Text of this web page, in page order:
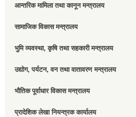
आन्तरिक मामिला तथा कानून मन्त्रालय
सामाजिक विकास मन्त्रालय
भुमि व्यवस्था, कृषि तथा सहकारी मन्त्रालय
उद्योग, पर्यटन, वन तथा वातावरण मन्त्रालय
भौतिक पूर्वाधार विकास मन्त्रालय
प्रादेशिक लेखा नियन्त्रक कार्यालय